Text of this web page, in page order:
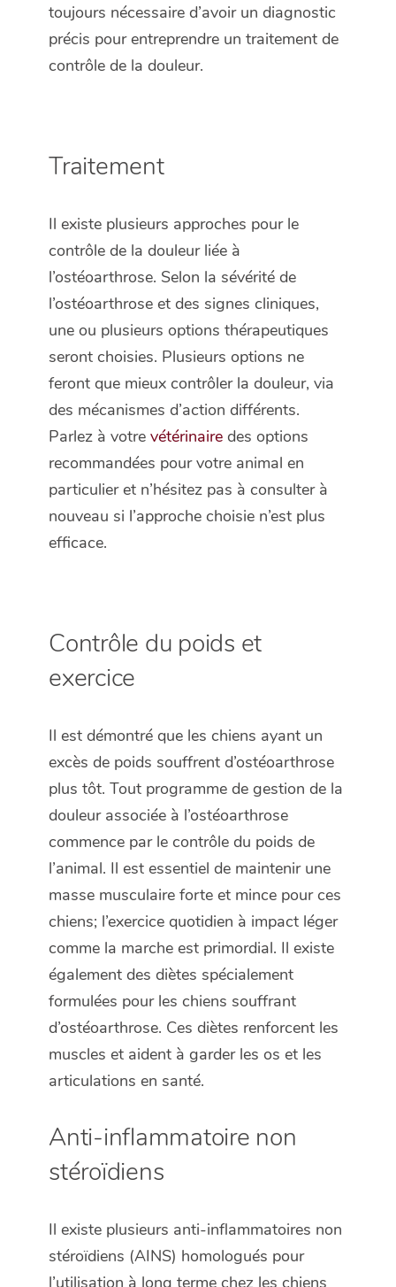
toujours nécessaire d’avoir un diagnostic
précis pour entreprendre un traitement de
contrôle de la douleur.
Traitement
Il existe plusieurs approches pour le
contrôle de la douleur liée à
l’ostéoarthrose. Selon la sévérité de
l’ostéoarthrose et des signes cliniques,
une ou plusieurs options thérapeutiques
seront choisies. Plusieurs options ne
feront que mieux contrôler la douleur, via
des mécanismes d’action différents.
Parlez à votre vétérinaire des options
recommandées pour votre animal en
particulier et n’hésitez pas à consulter à
nouveau si l’approche choisie n’est plus
efficace.
Contrôle du poids et
exercice
Il est démontré que les chiens ayant un
excès de poids souffrent d’ostéoarthrose
plus tôt. Tout programme de gestion de la
douleur associée à l’ostéoarthrose
commence par le contrôle du poids de
l’animal. Il est essentiel de maintenir une
masse musculaire forte et mince pour ces
chiens; l’exercice quotidien à impact léger
comme la marche est primordial. Il existe
également des diètes spécialement
formulées pour les chiens souffrant
d’ostéoarthrose. Ces diètes renforcent les
muscles et aident à garder les os et les
articulations en santé.
Anti-inflammatoire non
stéroïdiens
Il existe plusieurs anti-inflammatoires non
stéroïdiens (AINS) homologués pour